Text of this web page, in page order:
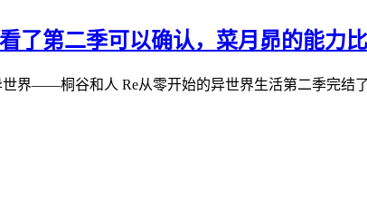
了第二季可以确认，菜月昴的能力
界——桐谷和人 Re从零开始的异世界生活第二季完结